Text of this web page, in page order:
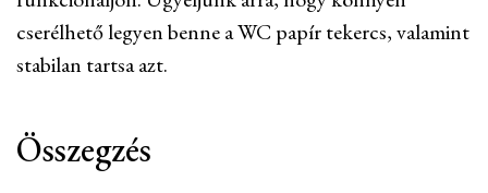
cserélhető legyen benne a WC papír tekercs, valamint
stabilan tartsa azt.
Összegzés